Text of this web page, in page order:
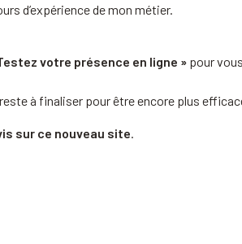
d’expérience de mon métier.
votre présence en ligne » pour
à finaliser pour être encore plus
sur ce nouveau site.